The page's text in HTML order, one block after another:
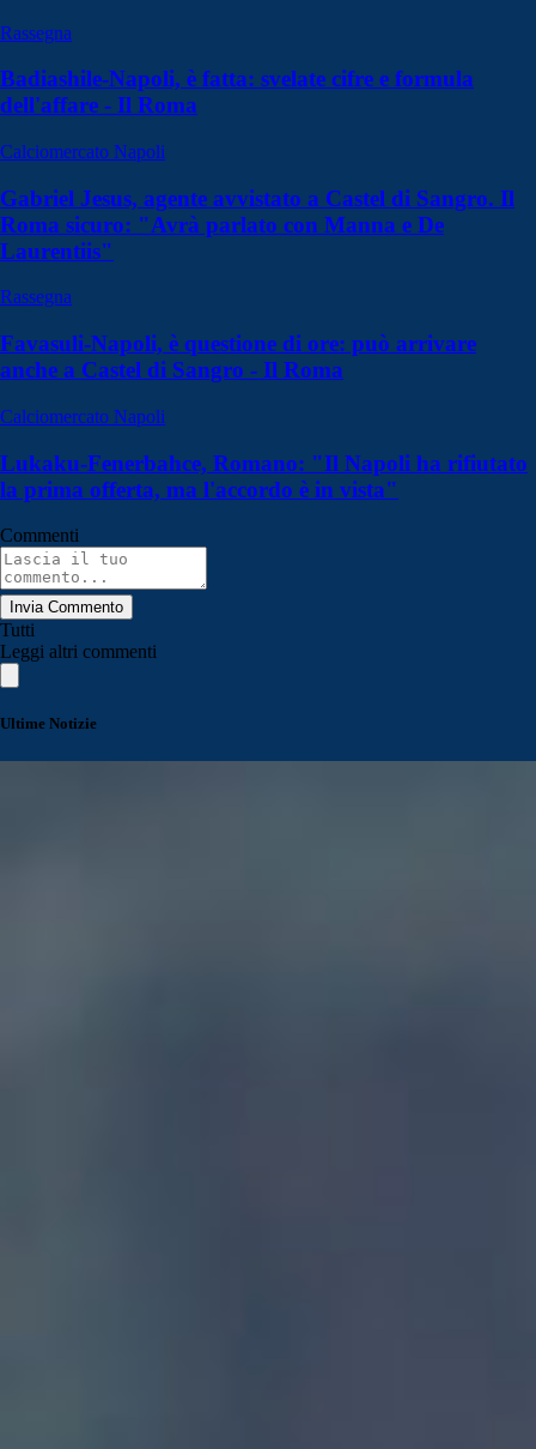
Rassegna
Badiashile-Napoli, è fatta: svelate cifre e formula
dell'affare - Il Roma
Calciomercato Napoli
Gabriel Jesus, agente avvistato a Castel di Sangro. Il
Roma sicuro: "Avrà parlato con Manna e De
Laurentiis"
Rassegna
Favasuli-Napoli, è questione di ore: può arrivare
anche a Castel di Sangro - Il Roma
Calciomercato Napoli
Lukaku-Fenerbahce, Romano: "Il Napoli ha rifiutato
la prima offerta, ma l'accordo è in vista"
Commenti
Invia Commento
Tutti
Leggi altri commenti
Ultime Notizie